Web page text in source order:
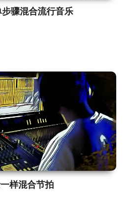
骤混合流行音乐
样混合节拍